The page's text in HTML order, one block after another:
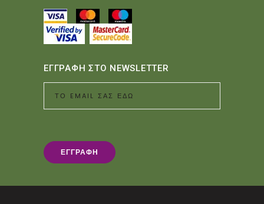
ΕΓΓΡΑΦΗ ΣΤΟ NEWSLETTER